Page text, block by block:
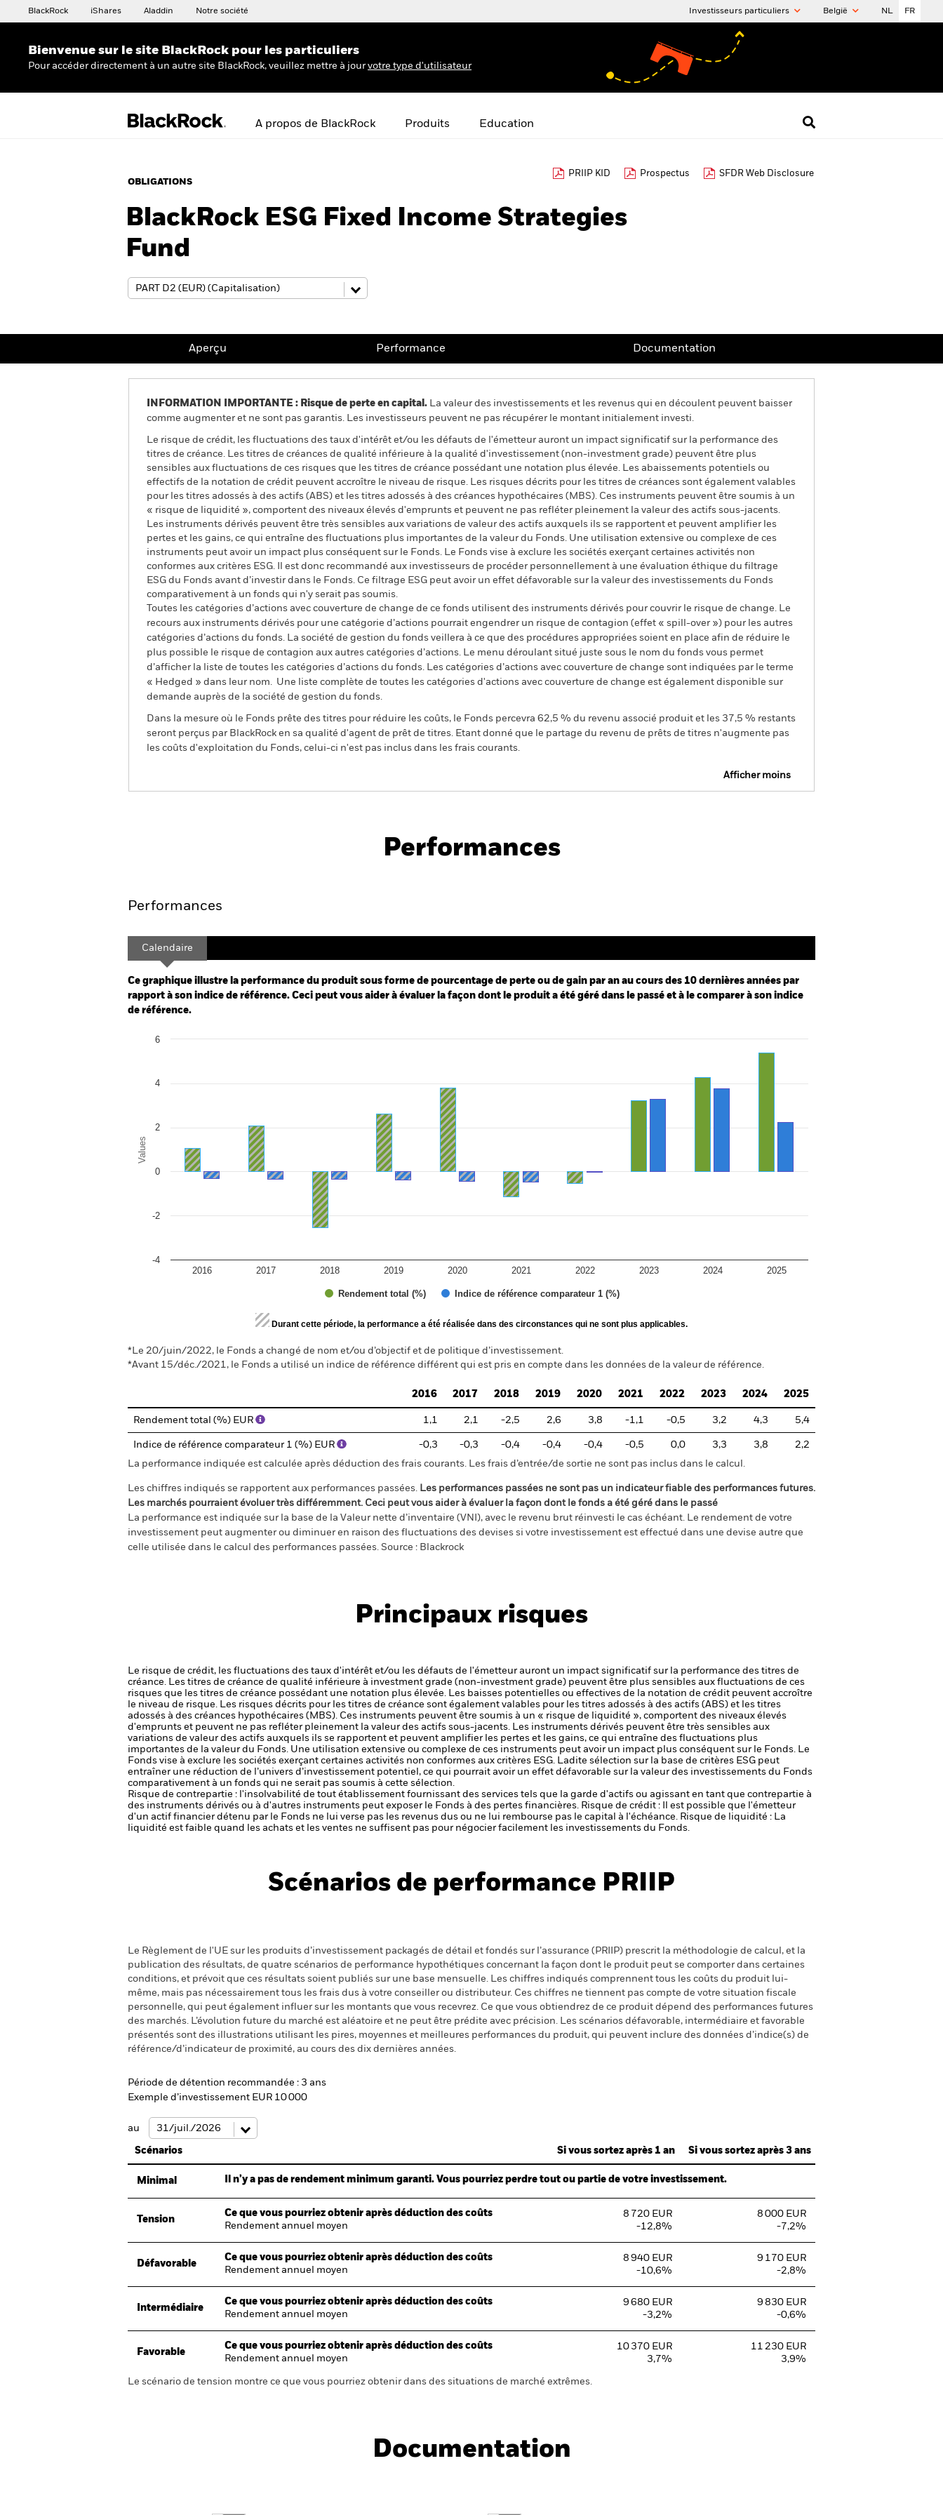
BlackRock iShares Aladdin Notre société Investisseurs particuliers België NL FR
Bienvenue sur le site BlackRock pour les particuliers
Pour accéder directement à un autre site BlackRock, veuillez mettre à jour votre type d'utilisateur
A propos de BlackRock Produits Education
OBLIGATIONS
PRIIP KID Prospectus SFDR Web Disclosure
BlackRock ESG Fixed Income Strategies
Fund
Aperçu Performance Documentation
INFORMATION IMPORTANTE : Risque de perte en capital. La valeur des investissements et les revenus qui en découlent peuvent baisser
comme augmenter et ne sont pas garantis. Les investisseurs peuvent ne pas récupérer le montant initialement investi.
Le risque de crédit, les fluctuations des taux d'intérêt et/ou les défauts de l'émetteur auront un impact significatif sur la performance des
titres de créance. Les titres de créances de qualité inférieure à la qualité d'investissement (non-investment grade) peuvent être plus
sensibles aux fluctuations de ces risques que les titres de créance possédant une notation plus élevée. Les abaissements potentiels ou
effectifs de la notation de crédit peuvent accroître le niveau de risque. Les risques décrits pour les titres de créances sont également valables
pour les titres adossés à des actifs (ABS) et les titres adossés à des créances hypothécaires (MBS). Ces instruments peuvent être soumis à un
« risque de liquidité », comportent des niveaux élevés d'emprunts et peuvent ne pas refléter pleinement la valeur des actifs sous-jacents.
Les instruments dérivés peuvent être très sensibles aux variations de valeur des actifs auxquels ils se rapportent et peuvent amplifier les
pertes et les gains, ce qui entraîne des fluctuations plus importantes de la valeur du Fonds. Une utilisation extensive ou complexe de ces
instruments peut avoir un impact plus conséquent sur le Fonds. Le Fonds vise à exclure les sociétés exerçant certaines activités non
conformes aux critères ESG. Il est donc recommandé aux investisseurs de procéder personnellement à une évaluation éthique du filtrage
ESG du Fonds avant d’investir dans le Fonds. Ce filtrage ESG peut avoir un effet défavorable sur la valeur des investissements du Fonds
comparativement à un fonds qui n'y serait pas soumis.
Toutes les catégories d’actions avec couverture de change de ce fonds utilisent des instruments dérivés pour couvrir le risque de change. Le
recours aux instruments dérivés pour une catégorie d’actions pourrait engendrer un risque de contagion (effet « spill-over ») pour les autres
catégories d’actions du fonds. La société de gestion du fonds veillera à ce que des procédures appropriées soient en place afin de réduire le
plus possible le risque de contagion aux autres catégories d’actions. Le menu déroulant situé juste sous le nom du fonds vous permet
d’afficher la liste de toutes les catégories d’actions du fonds. Les catégories d’actions avec couverture de change sont indiquées par le terme
« Hedged » dans leur nom. Une liste complète de toutes les catégories d'actions avec couverture de change est également disponible sur
demande auprès de la société de gestion du fonds.
Dans la mesure où le Fonds prête des titres pour réduire les coûts, le Fonds percevra 62,5 % du revenu associé produit et les 37,5 % restants
seront perçus par BlackRock en sa qualité d'agent de prêt de titres. Etant donné que le partage du revenu de prêts de titres n'augmente pas
les coûts d'exploitation du Fonds, celui-ci n'est pas inclus dans les frais courants.
Afficher moins
Performance
Performances
Performances
Calendaire
Ce graphique illustre la performance du produit sous forme de pourcentage de perte ou de gain par an au cours des 10 dernières années par
rapport à son indice de référence. Ceci peut vous aider à évaluer la façon dont le produit a été géré dans le passé et à le comparer à son indice
de référence.
Bar chart with 2 data series.
Values
Rendement total (%) Indice de référence comparateur 1 (%)
2016 2017 2018 2019 2020 2021 2022 2023 2024 2025
-4
-2
0
2
4
6
Durant cette période, la performance a été réalisée dans des circonstances qui ne sont plus applicables.
*Le 20/juin/2022, le Fonds a changé de nom et/ou d’objectif et de politique d’investissement.
*Avant 15/déc./2021, le Fonds a utilisé un indice de référence différent qui est pris en compte dans les données de la valeur de référence.
2016 2017 2018 2019 2020 2021 2022 2023 2024 2025
Rendement total (%) EUR 1,1 2,1 -2,5 2,6 3,8 -1,1 -0,5 3,2 4,3 5,4
Indice de référence comparateur 1 (%) EUR -0,3 -0,3 -0,4 -0,4 -0,4 -0,5 0,0 3,3 3,8
2,2
La performance indiquée est calculée après déduction des frais courants. Les frais d’entrée/de sortie ne sont pas inclus dans le calcul.
Les chiffres indiqués se rapportent aux performances passées. Les performances passées ne sont pas un indicateur fiable des performances futures.
Les marchés pourraient évoluer très différemment. Ceci peut vous aider à évaluer la façon dont le fonds a été géré dans le passé
La performance est indiquée sur la base de la Valeur nette d’inventaire (VNI), avec le revenu brut réinvesti le cas échéant. Le rendement de votre
investissement peut augmenter ou diminuer en raison des fluctuations des devises si votre investissement est effectué dans une devise autre que
celle utilisée dans le calcul des performances passées. Source : Blackrock
Principaux risques
Le risque de crédit, les fluctuations des taux d'intérêt et/ou les défauts de l'émetteur auront un impact significatif sur la performance des titres de
créance. Les titres de créance de qualité inférieure à investment grade (non-investment grade) peuvent être plus sensibles aux fluctuations de ces
risques que les titres de créance possédant une notation plus élevée. Les baisses potentielles ou effectives de la notation de crédit peuvent accroître
le niveau de risque. Les risques décrits pour les titres de créance sont également valables pour les titres adossés à des actifs (ABS) et les titres
adossés à des créances hypothécaires (MBS). Ces instruments peuvent être soumis à un « risque de liquidité », comportent des niveaux élevés
d'emprunts et peuvent ne pas refléter pleinement la valeur des actifs sous-jacents. Les instruments dérivés peuvent être très sensibles aux
variations de valeur des actifs auxquels ils se rapportent et peuvent amplifier les pertes et les gains, ce qui entraîne des fluctuations plus
importantes de la valeur du Fonds. Une utilisation extensive ou complexe de ces instruments peut avoir un impact plus conséquent sur le Fonds. Le
Fonds vise à exclure les sociétés exerçant certaines activités non conformes aux critères ESG. Ladite sélection sur la base de critères ESG peut
entraîner une réduction de l’univers d’investissement potentiel, ce qui pourrait avoir un effet défavorable sur la valeur des investissements du Fonds
comparativement à un fonds qui ne serait pas soumis à cette sélection.
Risque de contrepartie : l'insolvabilité de tout établissement fournissant des services tels que la garde d'actifs ou agissant en tant que contrepartie à
des instruments dérivés ou à d'autres instruments peut exposer le Fonds à des pertes financières. Risque de crédit : Il est possible que l'émetteur
d'un actif financier détenu par le Fonds ne lui verse pas les revenus dus ou ne lui rembourse pas le capital à l'échéance. Risque de liquidité : La
liquidité est faible quand les achats et les ventes ne suffisent pas pour négocier facilement les investissements du Fonds.
Scénarios de performance PRIIP
Le Règlement de l'UE sur les produits d’investissement packagés de détail et fondés sur l’assurance (PRIIP) prescrit la méthodologie de calcul, et la
publication des résultats, de quatre scénarios de performance hypothétiques concernant la façon dont le produit peut se comporter dans certaines
conditions, et prévoit que ces résultats soient publiés sur une base mensuelle. Les chiffres indiqués comprennent tous les coûts du produit lui-
même, mais pas nécessairement tous les frais dus à votre conseiller ou distributeur. Ces chiffres ne tiennent pas compte de votre situation fiscale
personnelle, qui peut également influer sur les montants que vous recevrez. Ce que vous obtiendrez de ce produit dépend des performances futures
des marchés. L’évolution future du marché est aléatoire et ne peut être prédite avec précision. Les scénarios défavorable, intermédiaire et favorable
présentés sont des illustrations utilisant les pires, moyennes et meilleures performances du produit, qui peuvent inclure des données d’indice(s) de
référence/d’indicateur de proximité, au cours des dix dernières années.
Période de détention recommandée : 3 ans
Exemple d’investissement EUR 10 000
au
Scénarios Si vous sortez après 1 an Si vous sortez après 3 ans
Minimal Il n’y a pas de rendement minimum garanti. Vous pourriez perdre tout ou partie de votre investissement.
Tension
Ce que vous pourriez obtenir après déduction des coûts
Rendement annuel moyen
8 720 EUR
-12,8%
8 000 EUR
-7,2%
Défavorable
Ce que vous pourriez obtenir après déduction des coûts
Rendement annuel moyen
8 940 EUR
-10,6%
9 170 EUR
-2,8%
Intermédiaire
Ce que vous pourriez obtenir après déduction des coûts
Rendement annuel moyen
9 680 EUR
-3,2%
9 830 EUR
-0,6%
Favorable
Ce que vous pourriez obtenir après déduction des coûts
Rendement annuel moyen
10 370 EUR
3,7%
11 230 EUR
3,9%
Le scénario de tension montre ce que vous pourriez obtenir dans des situations de marché extrêmes.
Documentation